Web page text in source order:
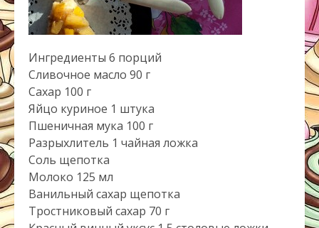
Ингредиенты 6 порций
Сливочное масло 90 г
Сахар 100 г
Яйцо куриное 1 штука
Пшеничная мука 100 г
Разрыхлитель 1 чайная ложка
Соль щепотка
Молоко 125 мл
Ванильный сахар щепотка
Тростниковый сахар 70 г